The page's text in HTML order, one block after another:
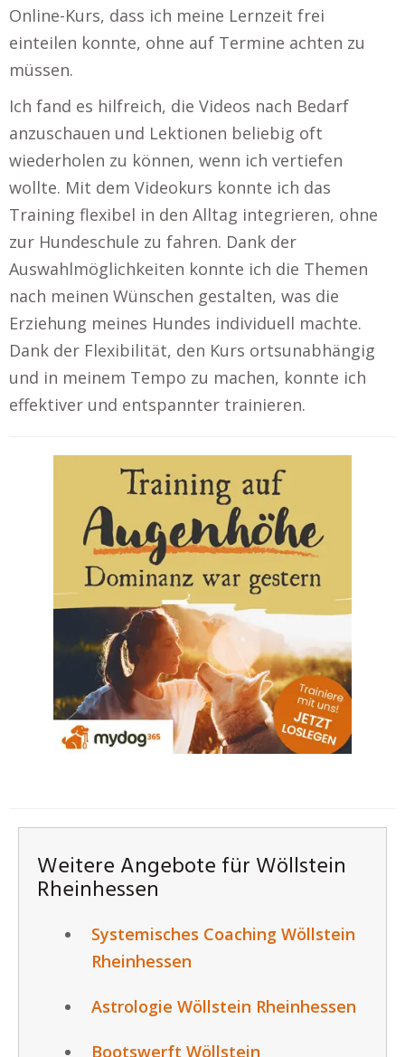
Online-Kurs, dass ich meine Lernzeit frei
einteilen konnte, ohne auf Termine achten zu
müssen.
Ich fand es hilfreich, die Videos nach Bedarf
anzuschauen und Lektionen beliebig oft
wiederholen zu können, wenn ich vertiefen
wollte. Mit dem Videokurs konnte ich das
Training flexibel in den Alltag integrieren, ohne
zur Hundeschule zu fahren. Dank der
Auswahlmöglichkeiten konnte ich die Themen
nach meinen Wünschen gestalten, was die
Erziehung meines Hundes individuell machte.
Dank der Flexibilität, den Kurs ortsunabhängig
und in meinem Tempo zu machen, konnte ich
effektiver und entspannter trainieren.
Weitere Angebote für Wöllstein
Rheinhessen
Systemisches Coaching Wöllstein
Rheinhessen
Astrologie Wöllstein Rheinhessen
Bootswerft Wöllstein